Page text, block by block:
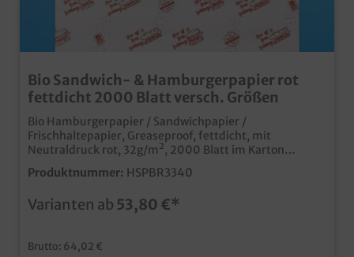
Bio Sandwich- & Hamburgerpapier rot
fettdicht 2000 Blatt versch. Größen
Bio Hamburgerpapier / Sandwichpapier /
Frischhaltepapier, Greaseproof, fettdicht, mit
Neutraldruck rot, 32g/m², 2000 Blatt im Karton
verschiedene Zuschnittsgrößen gemäß Auswahl
qualitatives und biologisch abbaubares Hamburger-
fettdichtem Greaseproof Material dünnes leicht
fragen Sie unseren Kundenservice
Produktnummer: HSPBR3340
Varianten ab 53,80 €*
Brutto: 64,02 €